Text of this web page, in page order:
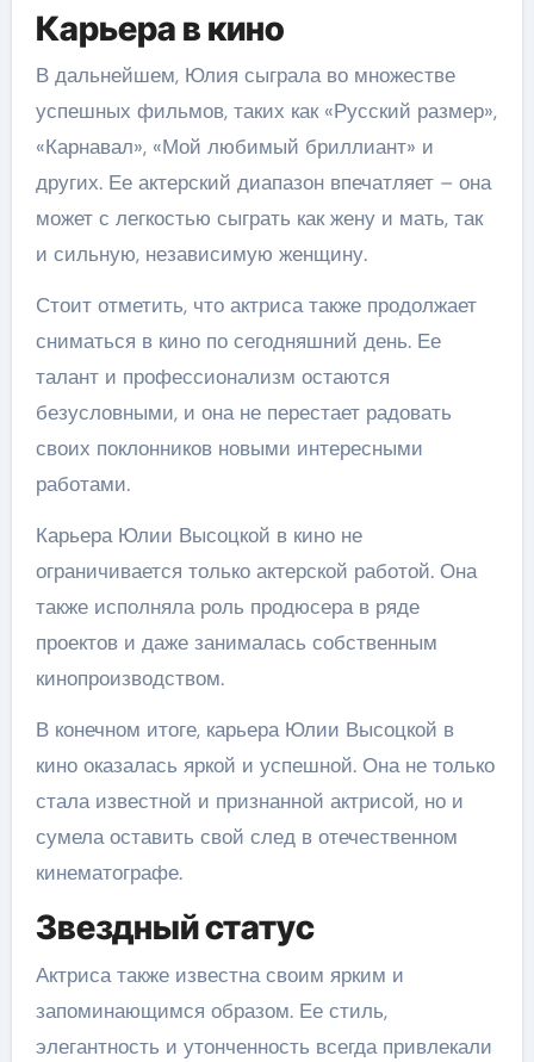
Карьера в кино
В дальнейшем, Юлия сыграла во множестве
успешных фильмов, таких как «Русский размер»,
«Карнавал», «Мой любимый бриллиант» и
других. Ее актерский диапазон впечатляет – она
может с легкостью сыграть как жену и мать, так
и сильную, независимую женщину.
Стоит отметить, что актриса также продолжает
сниматься в кино по сегодняшний день. Ее
талант и профессионализм остаются
безусловными, и она не перестает радовать
своих поклонников новыми интересными
работами.
Карьера Юлии Высоцкой в кино не
ограничивается только актерской работой. Она
также исполняла роль продюсера в ряде
проектов и даже занималась собственным
кинопроизводством.
В конечном итоге, карьера Юлии Высоцкой в
кино оказалась яркой и успешной. Она не только
стала известной и признанной актрисой, но и
сумела оставить свой след в отечественном
кинематографе.
Звездный статус
Актриса также известна своим ярким и
запоминающимся образом. Ее стиль,
элегантность и утонченность всегда привлекали